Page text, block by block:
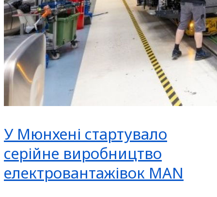
У Мюнхені стартувало
серійне виробництво
електровантажівок MAN